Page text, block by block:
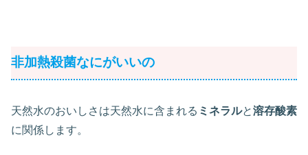
非加熱殺菌なにがいいの
天然水のおいしさは天然水に含まれる ミネラルと溶存酸素
に関係します。